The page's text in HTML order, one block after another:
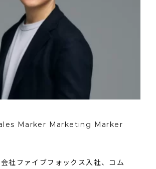
Marker Marketing Marker
社ファイブフォックス入社、コム